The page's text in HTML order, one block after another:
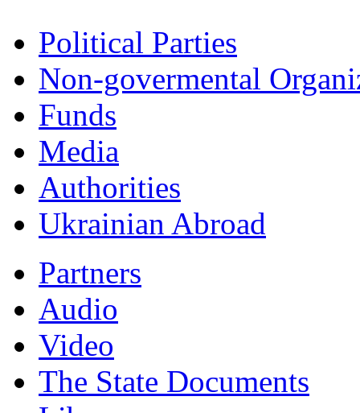
Political Parties
Non-govermental
Funds
Мedia
Authorities
Ukrainian Abroad
Partners
Audio
Video
The State Documents